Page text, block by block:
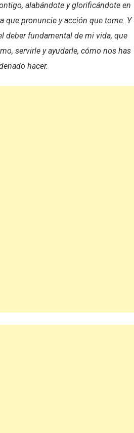
alabándote y glorificándote en
que pronuncie y acción que tome. Y
deber fundamental de mi vida, que
servirle y ayudarle, cómo nos has
hacer.